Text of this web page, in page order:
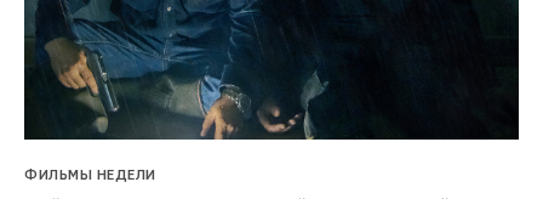
ФИЛЬМЫ НЕДЕЛИ